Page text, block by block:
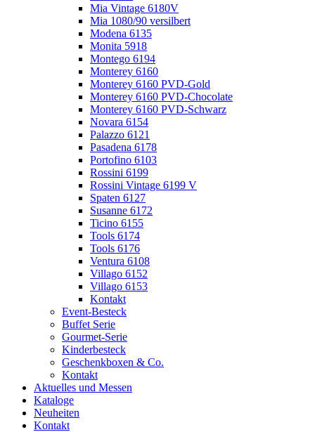
Mia Vintage 6180V
Mia 1080/90 versilbert
Modena 6135
Monita 5918
Montego 6194
Monterey 6160
Monterey 6160 PVD-Gold
Monterey 6160 PVD-Chocolate
Monterey 6160 PVD-Schwarz
Novara 6154
Palazzo 6121
Pasadena 6178
Portofino 6103
Rossini 6199
Rossini Vintage 6199 V
Spaten 6127
Susanne 6172
Ticino 6155
Tools 6174
Tools 6176
Ventura 6108
Villago 6152
Villago 6153
Kontakt
Event-Besteck
Buffet Serie
Gourmet-Serie
Kinderbesteck
Geschenkboxen & Co.
Kontakt
Aktuelles und Messen
Kataloge
Neuheiten
Kontakt